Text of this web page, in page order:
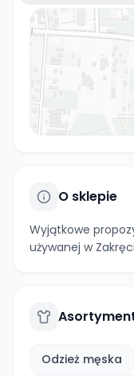
O sklepie
Wyjątkowe
używanej w
Odzież męska